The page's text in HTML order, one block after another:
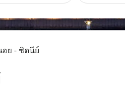
อย - ซิดนีย์
อกวันที่ด้านล่างเพื่อค้นหาข้อเสนอ